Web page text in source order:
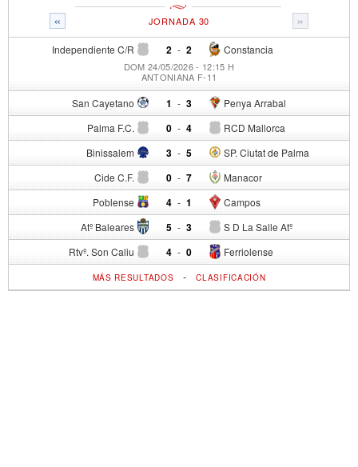
« »
JORNADA 30
Independiente C/R 2 - Constancia
2
DOM 24/05/2026 - 12:15 H
ANTONIANA F-11
San Cayetano 1 - Penya Arrabal
3
Palma F.C. 0 - RCD Mallorca
4
Binissalem 3 - SP. Ciutat de Palma
5
Cide C.F. 0 - Manacor
7
Poblense 4 - Campos
1
Atº Baleares 5 - S D La Salle Atº
3
Rtvº. Son Caliu 4 - Ferriolense
0
MÁS RESULTADOS -CLASIFICACIÓN